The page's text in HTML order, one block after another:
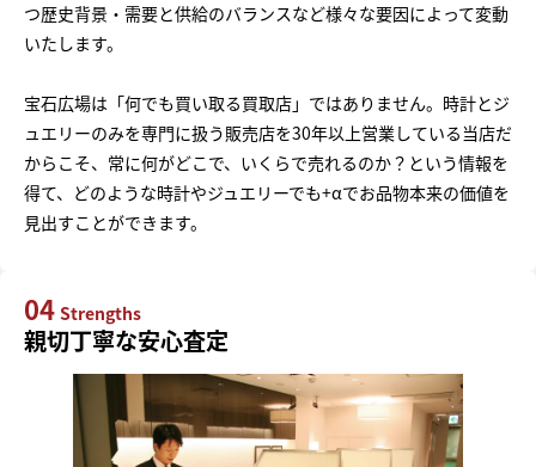
つ歴史背景・需要と供給のバランスなど様々な要因によって変動
いたします。
宝石広場は「何でも買い取る買取店」ではありません。時計とジ
ュエリーのみを専門に扱う販売店を30年以上営業している当店だ
からこそ、常に何がどこで、いくらで売れるのか？という情報を
得て、どのような時計やジュエリーでも+αでお品物本来の価値を
見出すことができます。
04 Strengths
親切丁寧な安心査定